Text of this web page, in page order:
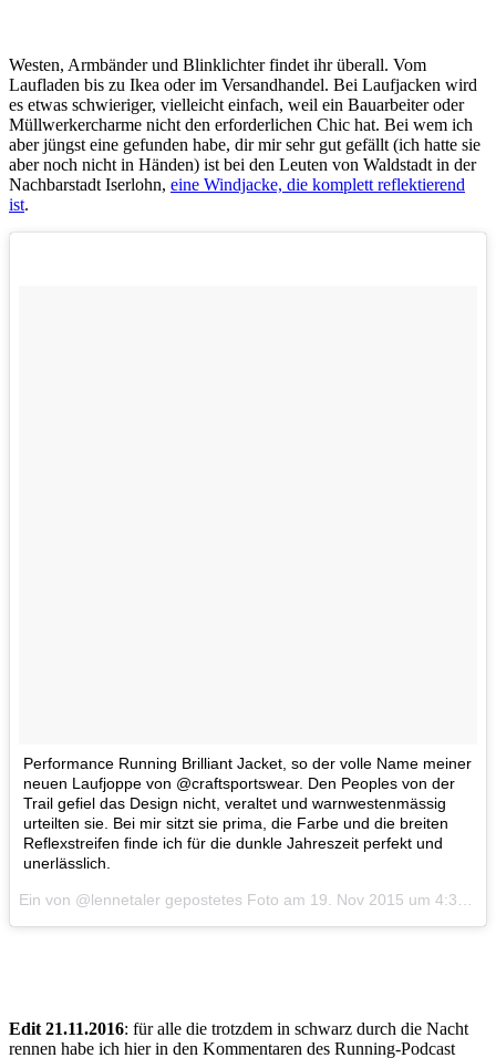
Westen, Armbänder und Blinklichter findet ihr überall. Vom
Laufladen bis zu Ikea oder im Versandhandel. Bei Laufjacken wird
es etwas schwieriger, vielleicht einfach, weil ein Bauarbeiter oder
Müllwerkercharme nicht den erforderlichen Chic hat. Bei wem ich
aber jüngst eine gefunden habe, dir mir sehr gut gefällt (ich hatte sie
aber noch nicht in Händen) ist bei den Leuten von Waldstadt in der
Nachbarstadt Iserlohn, eine Windjacke, die komplett reflektierend
ist.
Performance Running Brilliant Jacket, so der volle Name meiner
neuen Laufjoppe von @craftsportswear. Den Peoples von der
Trail gefiel das Design nicht, veraltet und warnwestenmässig
urteilten sie. Bei mir sitzt sie prima, die Farbe und die breiten
Reflexstreifen finde ich für die dunkle Jahreszeit perfekt und
unerlässlich.
Ein von @lennetaler gepostetes Foto am 19. Nov 2015 um 4:38 Uhr
Edit 21.11.2016: für alle die trotzdem in schwarz durch die Nacht
rennen habe ich hier in den Kommentaren des Running-Podcast